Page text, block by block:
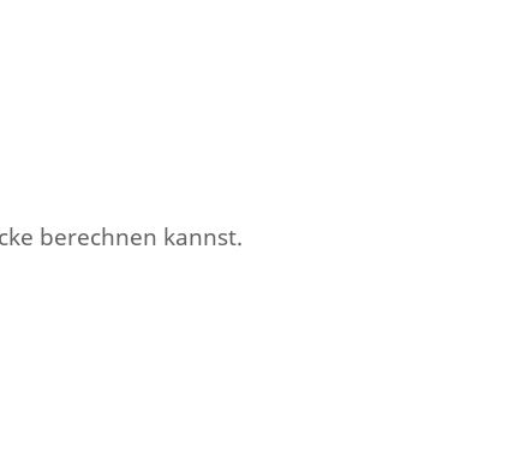
berechnen kannst.